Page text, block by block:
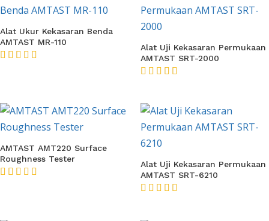
Alat Ukur Kekasaran Benda
AMTAST MR-110
Alat Uji Kekasaran Permukaan
AMTAST SRT-2000
AMTAST AMT220 Surface
Roughness Tester
Alat Uji Kekasaran Permukaan
AMTAST SRT-6210